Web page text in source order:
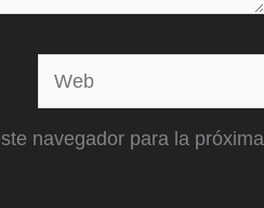
Web
navegador para la próxima